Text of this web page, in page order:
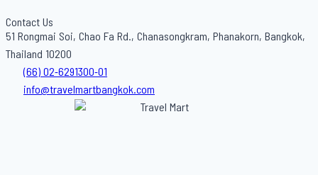
Contact Us
51 Rongmai Soi, Chao Fa Rd., Chanasongkram, Phanakorn, Bangkok,
Thailand 10200
(66) 02-6291300-01
info@travelmartbangkok.com